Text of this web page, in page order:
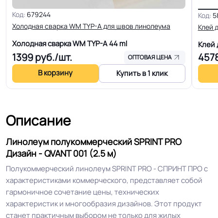
Ширина 2.0-2.5-3.0-3.5-4.0 м
Толщина 1.8 мм
Для кабинета, Для дома, Для
гостинной, Для кухни, Для
коридора, Для офиса, Для
склада, Для цеха электронной
Допуск изменения
толщин
+-10% мм
Код: 679244
Холодная сварка WM TYP-A для швов линолеума
Холодная сварка WM TYP-A44 ml
1399руб./шт. ОПТОВАЯ ЦЕНА
В корзину Купить в 1 клик
Код:
Клей
Клей
Описание
Линолеум полукоммерческий SPRINT PRO
Дизайн - QVANT 001 (2.5 м)
Полукоммерческий линолеум SPRINT PRO - СПРИНТ ПРО с
характеристиками коммерческого, представляет собой
гармоничное сочетание цены, технических
характеристик и многообразия дизайнов. Этот продукт
станет практичным выбором не только для жилых